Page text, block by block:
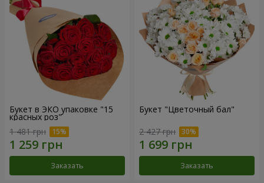
Букет в ЭКО упаковке "15
красных роз"
1 481 грн
Заказать
Букет "Цветочный бал"
2 427 грн
Заказать